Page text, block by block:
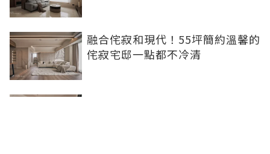
融合侘寂和現代！55坪簡約溫馨的
侘寂宅邸一點都不冷清